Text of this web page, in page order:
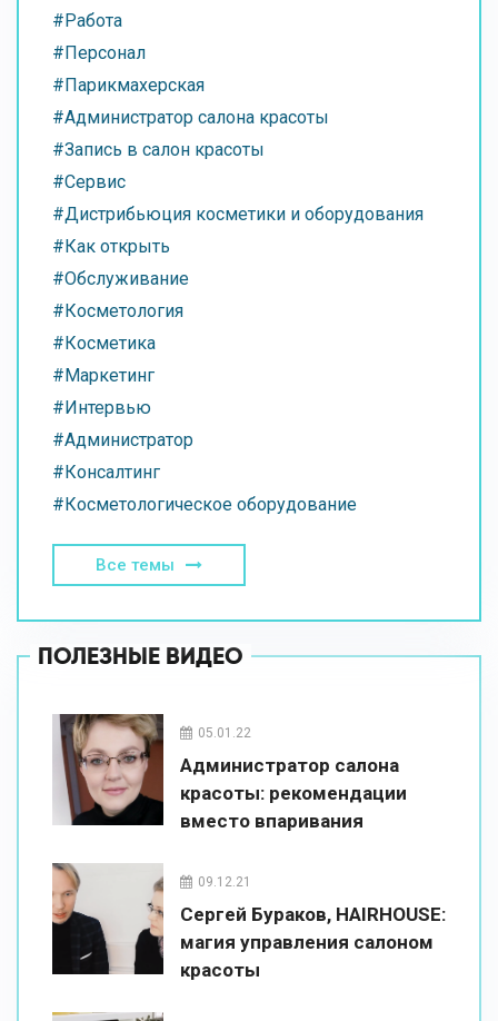
#Работа
#Персонал
#Парикмахерская
#Администратор салона красоты
#Запись в салон красоты
#Сервис
#Дистрибьюция косметики и оборудования
#Как открыть
#Обслуживание
#Косметология
#Косметика
#Маркетинг
#Интервью
#Администратор
#Консалтинг
#Косметологическое оборудование
Все темы
ПОЛЕЗНЫЕ ВИДЕО
05.01.22
Администратор салона
красоты: рекомендации
вместо впаривания
09.12.21
Сергей Бураков, HAIRHOUSE:
магия управления салоном
красоты